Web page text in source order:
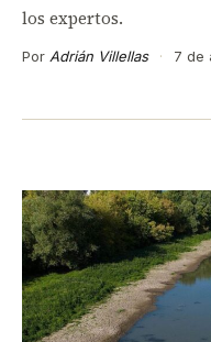
los expertos.
Por Adrián Villellas · 7 de